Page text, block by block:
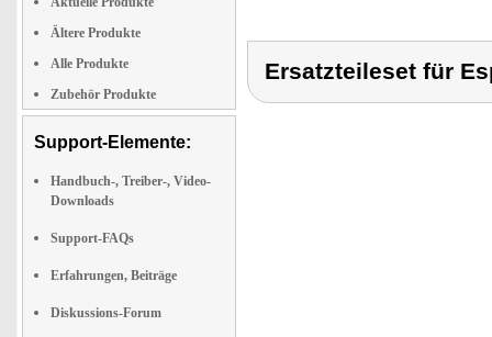
Ältere Produkte
Alle Produkte
Zubehör Produkte
Support-Elemente:
Handbuch-, Treiber-, Video-
Downloads
Support-FAQs
Erfahrungen, Beiträge
Diskussions-Forum
Ersatzteileset für